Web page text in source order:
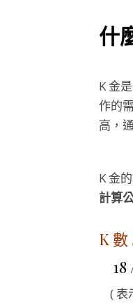
什
K 金
作的
高，
K 金
計算
K 數
18
( 表